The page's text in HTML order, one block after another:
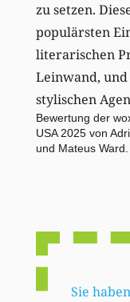
zu setzen.
populärsten
literarischen
Leinwand,
stylischen
Bewertung der
USA 2025 von
und Mateus Ward.
Sie